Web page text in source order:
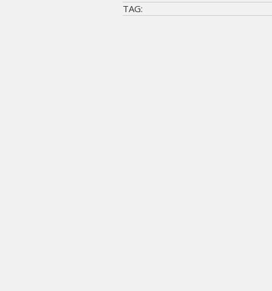
TAG: